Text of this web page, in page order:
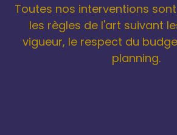
Toutes nos interventions
les règles de l'art suivant
vigueur, le respect du
planning.